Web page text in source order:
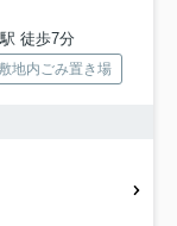
徒歩7分
敷地内ごみ置き場